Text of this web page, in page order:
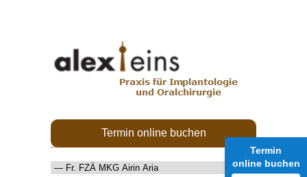
Termin online buchen
Termin
online buchen